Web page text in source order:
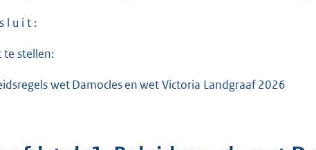
l u i t :
te stellen:
wet Damocles en wet Victoria Landgraaf 2026